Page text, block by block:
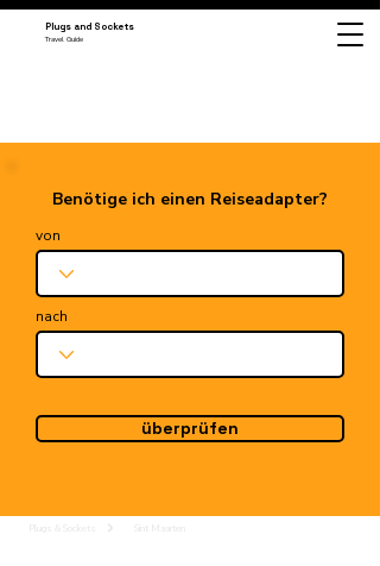
Plugs and Sockets
Travel Guide
Benötige ich einen Reiseadapter?
von
nach
überprüfen